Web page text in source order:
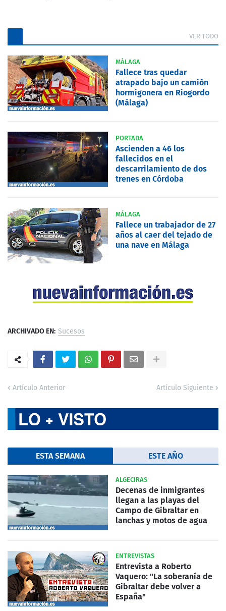
VER TODO
MÁLAGA
Fallece tras quedar
atrapado bajo un camión
hormigonera en Riogordo
(Málaga)
PORTADA
Ascienden a 46 los
fallecidos en el
descarrilamiento de dos
trenes en Córdoba
MÁLAGA
Fallece un trabajador de 27
años al caer del tejado de
una nave en Málaga
ARCHIVADO EN: Sucesos
Artículo Anterior Artículo Siguiente
ESTA SEMANA ESTE AÑO
ALGECIRAS
Decenas de inmigrantes
llegan a las playas del
Campo de Gibraltar en
lanchas y motos de agua
ENTREVISTAS
Entrevista a Roberto
Vaquero: "La soberanía de
Gibraltar debe volver a
España"